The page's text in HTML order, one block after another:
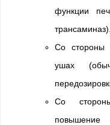
функции
трансаминаз).
Со стороны
ушах
Со